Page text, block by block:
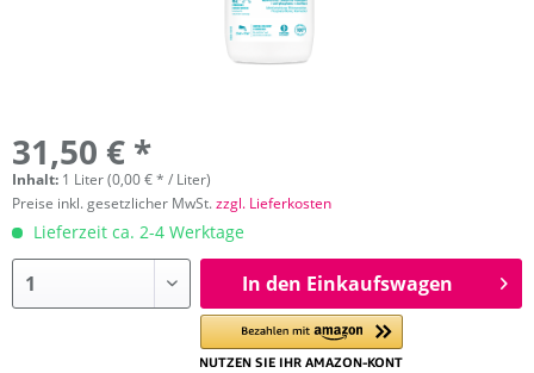
31,50 € *
Inhalt: 1 Liter (0,00 € * / Liter)
Preise inkl. gesetzlicher MwSt.zzgl. Lieferkosten
Lieferzeit ca. 2-4 Werktage
In den Einkaufswagen